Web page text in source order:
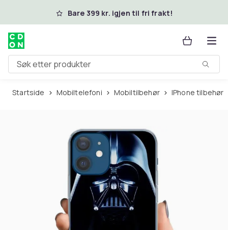
Hopp til hovedinnholdBare 399 kr. igjen til fri frakt!
Søk etter produkter
Startside Mobiltelefoni Mobiltilbehør iPhone tilbehør